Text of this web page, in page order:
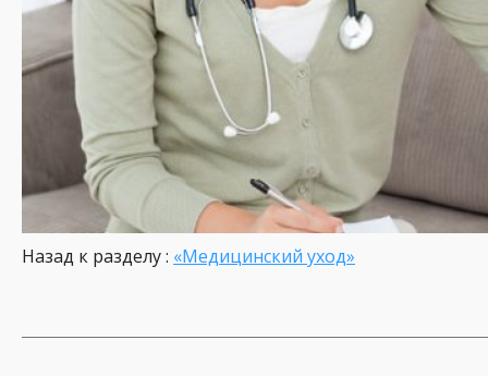
Назад к разделу : «Медицинский уход»